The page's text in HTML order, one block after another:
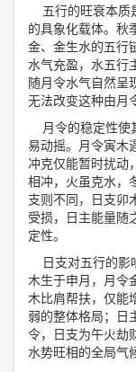
五行的旺衰本质
的具象化载体。秋
金、金生水的五行
水气充盈，水五行
随月令水气自然呈
无法改变这种由月
月令的稳定性使
易动摇。月令寅木
冲克仅能暂时扰动
相冲，火虽克水，
支则不同，日支卯
受损，日主能量随
定性。
日支对五行的影
木生于申月，月令
木比肩帮扶，仅能
弱的整体格局；日
令，日支为午火劫
水势旺相的全局气